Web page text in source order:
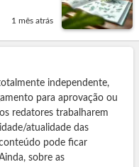
1 mês atrás
independente,
para aprovação ou
redatores trabalharem
atualidade das
pode ficar
sobre as